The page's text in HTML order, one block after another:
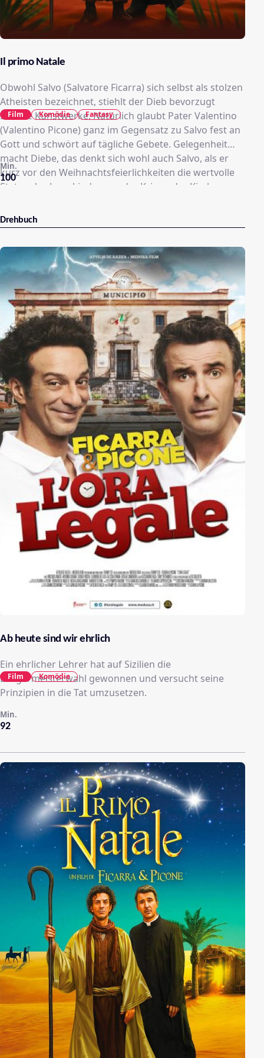
Il primo Natale
Obwohl Salvo (Salvatore Ficarra) sich selbst als stolzen
Atheisten bezeichnet, stiehlt der Dieb bevorzugt
sakrale Kunstwerke. Natürlich glaubt Pater Valentino
(Valentino Picone) ganz im Gegensatz zu Salvo fest an
Gott und schwört auf tägliche Gebete. Gelegenheit
macht Diebe, das denkt sich wohl auch Salvo, als er
kurz vor den Weihnachtsfeierlichkeiten die wertvolle
Statue des Jesuskindes aus der Krippe der Kirche
folgt, ist eine turbulente Verfolgungsjagd durch ein
Feld, die mit einem Zeitsprung ein jähes Ende findet:
Palästina des Jahres Null wieder und die Geburt Jesu
steht kurz bevor ...
100
Min.
Film Komödie Fantasy
Drehbuch
Ab heute sind wir ehrlich
Ein ehrlicher Lehrer hat auf Sizilien die
Bürgermeisterwahl gewonnen und versucht seine
Prinzipien in die Tat umzusetzen.
92
Min.
Film Komödie